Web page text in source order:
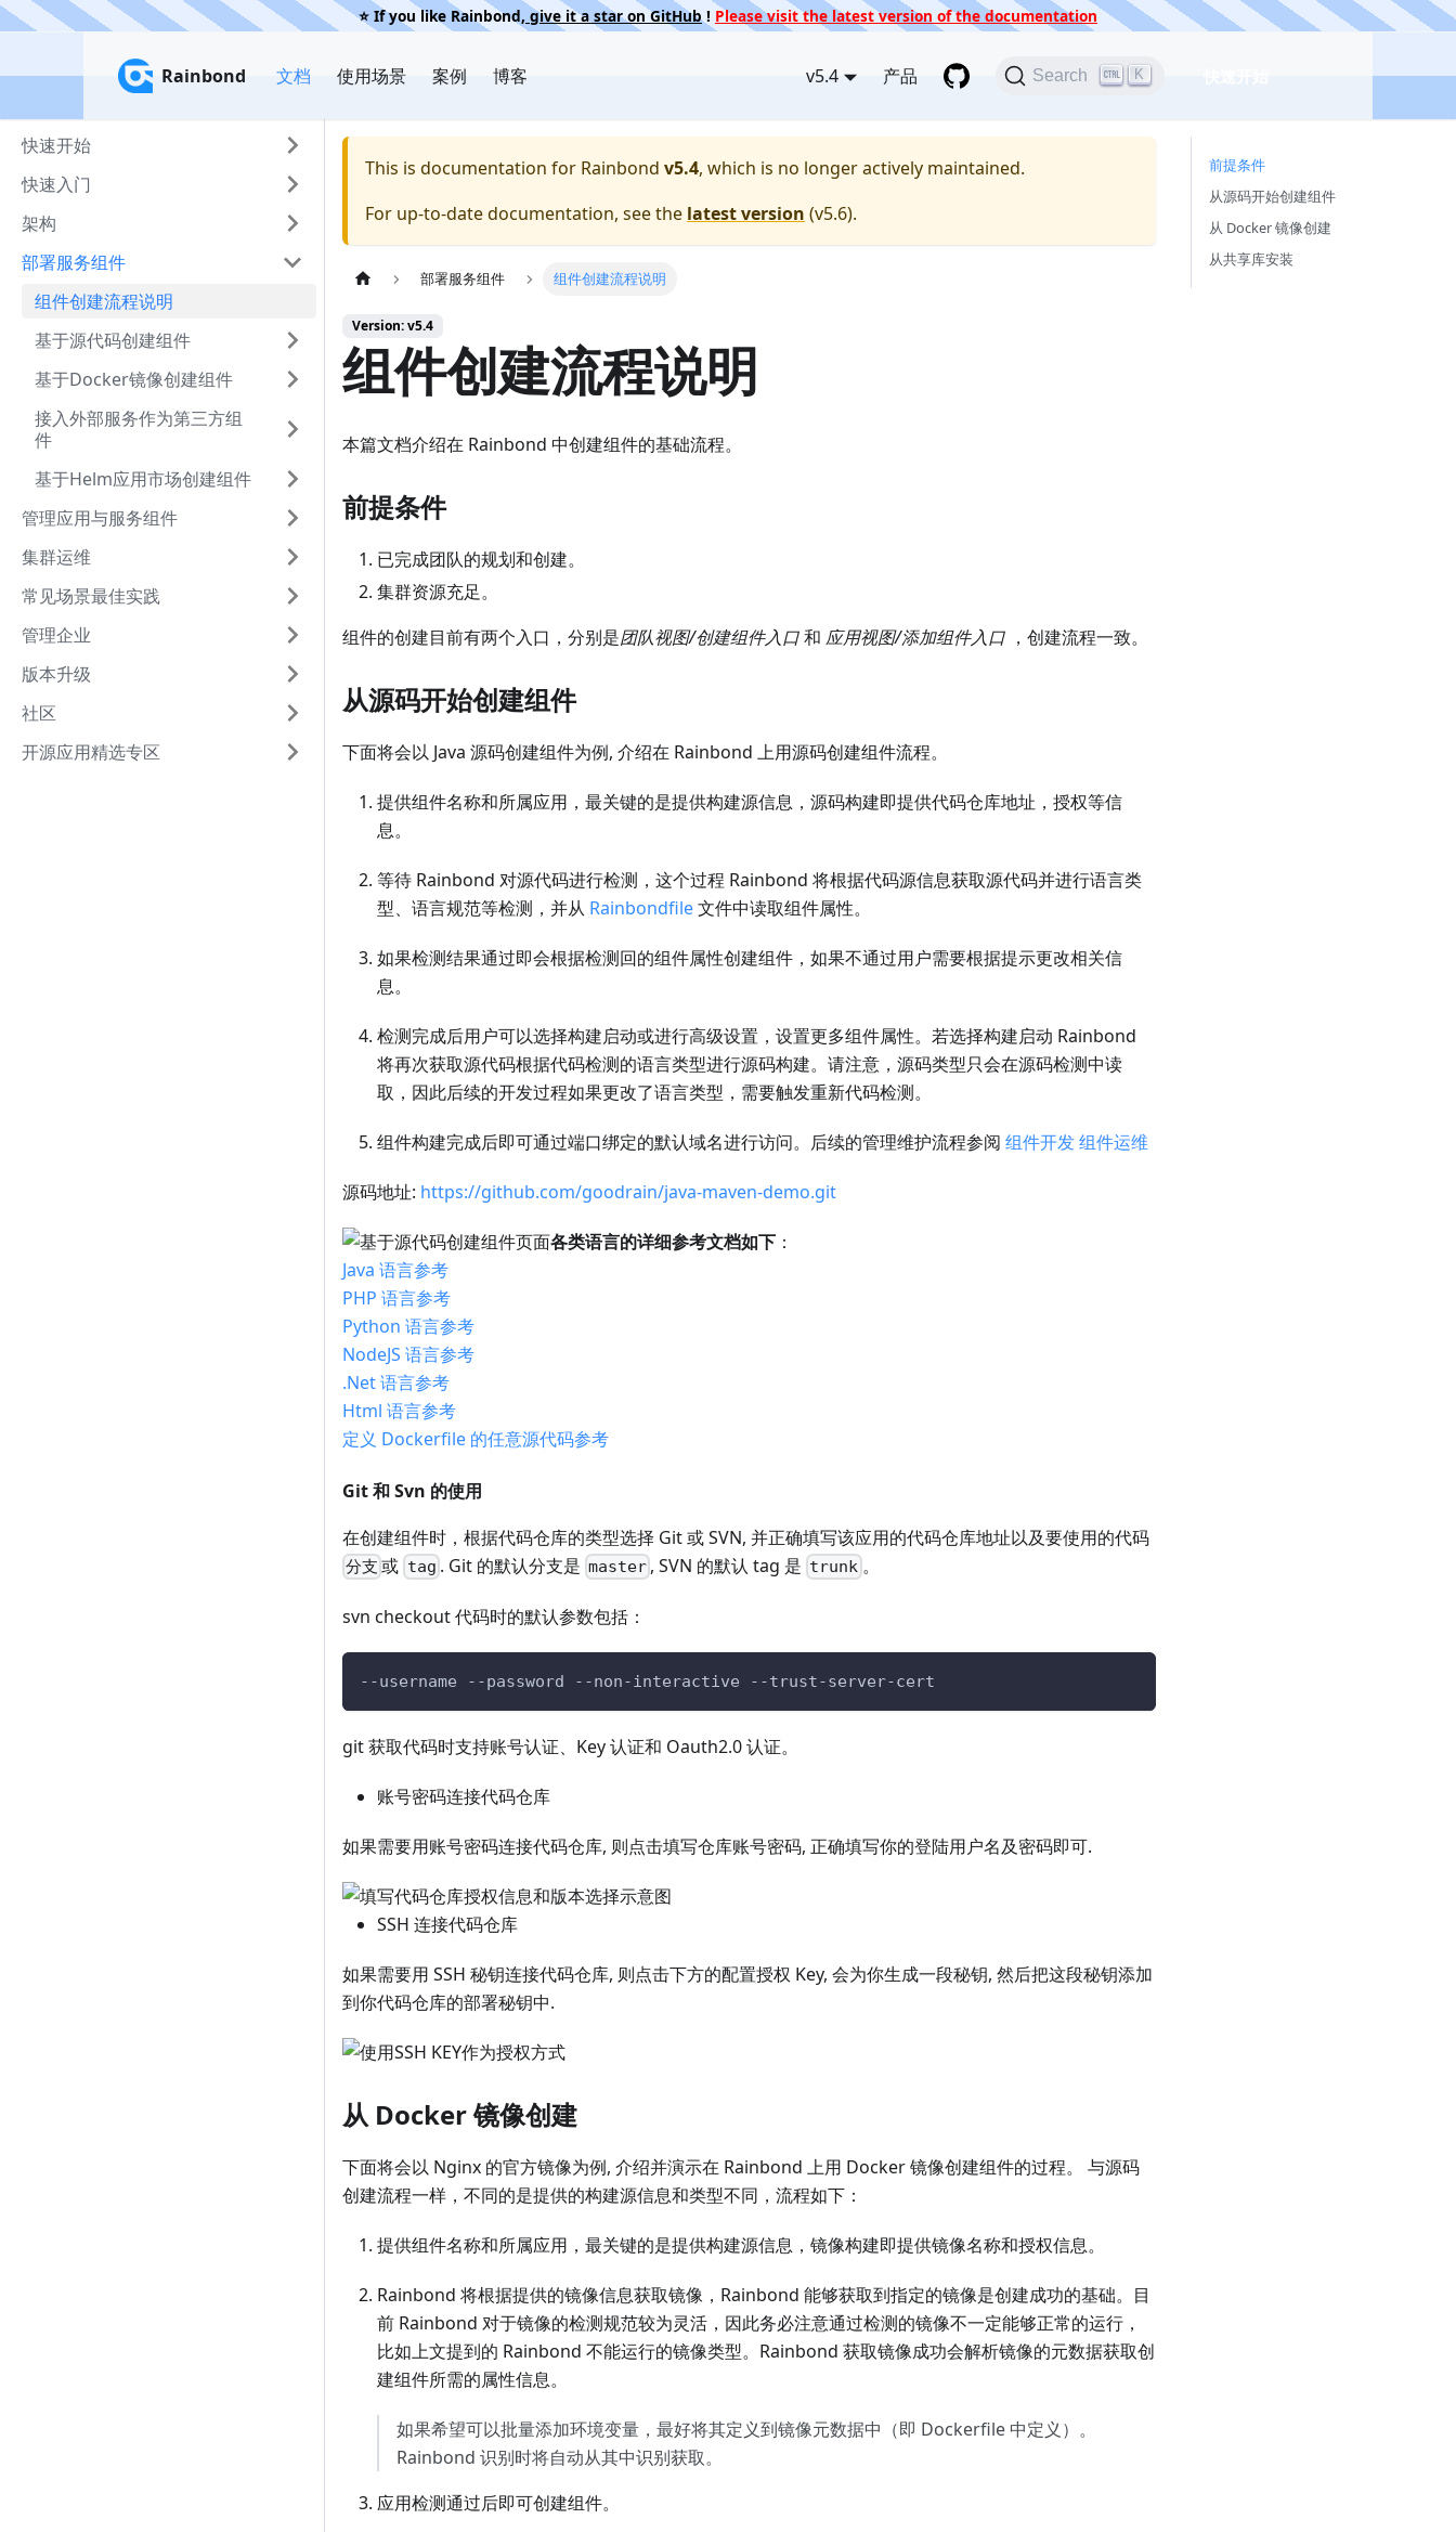
⭐️ If you like Rainbond, give it a star on GitHub ! Please visit the latest version of the documentation
Rainbond 文档 使用场景 案例 博客 v5.4 产品 Search K
Rainbond
快速开始
快速入门
架构
部署服务组件
组件创建流程说明
基于源代码创建组件
基于Docker镜像创建组件
接入外部服务作为第三方组
件
基于Helm应用市场创建组件
管理应用与服务组件
集群运维
常见场景最佳实践
管理企业
版本升级
社区
开源应用精选专区
This is documentation for Rainbond v5.4, which is no longer actively maintained.
For up-to-date documentation, see the latest version (v5.6).
部署服务组件 组件创建流程说明
Version: v5.4
组件创建流程说明
本篇文档介绍在 Rainbond 中创建组件的基础流程。
前提条件
已完成团队的规划和创建。
集群资源充足。
组件的创建目前有两个入口，分别是团队视图/创建组件入口和 应用视图/添加组件入口 ，创建流程一致。
从源码开始创建组件
下面将会以 Java 源码创建组件为例, 介绍在 Rainbond 上用源码创建组件流程。
提供组件名称和所属应用，最关键的是提供构建源信息，源码构建即提供代码仓库地址，授权等信
息。
等待 Rainbond 对源代码进行检测，这个过程 Rainbond 将根据代码源信息获取源代码并进行语言类
型、语言规范等检测，并从 Rainbondfile文件中读取组件属性。
如果检测结果通过即会根据检测回的组件属性创建组件，如果不通过用户需要根据提示更改相关信
息。
检测完成后用户可以选择构建启动或进行高级设置，设置更多组件属性。若选择构建启动 Rainbond
将再次获取源代码根据代码检测的语言类型进行源码构建。请注意，源码类型只会在源码检测中读
取，因此后续的开发过程如果更改了语言类型，需要触发重新代码检测。
组件构建完成后即可通过端口绑定的默认域名进行访问。后续的管理维护流程参阅 组件开发组件运维
源码地址: https://github.com/goodrain/java-maven-demo.git
各类语言的详细参考文档如下 ：
Java 语言参考
PHP 语言参考
Python 语言参考
NodeJS 语言参考
.Net 语言参考
Html 语言参考
定义 Dockerfile 的任意源代码参考
Git 和 Svn 的使用
在创建组件时，根据代码仓库的类型选择 Git 或 SVN, 并正确填写该应用的代码仓库地址以及要使用的代码
分支 或 tag . Git 的默认分支是 master , SVN 的默认 tag 是 trunk。
svn checkout 代码时的默认参数包括：
--username --password --non-interactive --trust-server-cert
git 获取代码时支持账号认证、Key 认证和 Oauth2.0 认证。
账号密码连接代码仓库
如果需要用账号密码连接代码仓库, 则点击填写仓库账号密码, 正确填写你的登陆用户名及密码即可.
SSH 连接代码仓库
如果需要用 SSH 秘钥连接代码仓库, 则点击下方的配置授权 Key, 会为你生成一段秘钥, 然后把这段秘钥添加
到你代码仓库的部署秘钥中.
从 Docker 镜像创建
下面将会以 Nginx 的官方镜像为例, 介绍并演示在 Rainbond 上用 Docker 镜像创建组件的过程。 与源码
创建流程一样，不同的是提供的构建源信息和类型不同，流程如下：
提供组件名称和所属应用，最关键的是提供构建源信息，镜像构建即提供镜像名称和授权信息。
Rainbond 将根据提供的镜像信息获取镜像，Rainbond 能够获取到指定的镜像是创建成功的基础。目
前 Rainbond 对于镜像的检测规范较为灵活，因此务必注意通过检测的镜像不一定能够正常的运行，
比如上文提到的 Rainbond 不能运行的镜像类型。Rainbond 获取镜像成功会解析镜像的元数据获取创
建组件所需的属性信息。
如果希望可以批量添加环境变量，最好将其定义到镜像元数据中（即 Dockerfile 中定义）。
Rainbond 识别时将自动从其中识别获取。
应用检测通过后即可创建组件。
前提条件
从源码开始创建组件
从 Docker 镜像创建
从共享库安装